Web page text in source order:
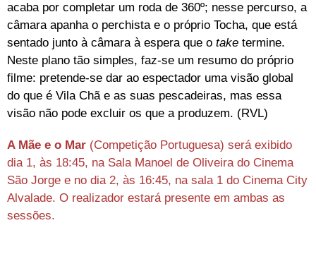
acaba por completar um roda de 360º; nesse percurso, a
câmara apanha o perchista e o próprio Tocha, que está
sentado junto à câmara à espera que o take termine.
Neste plano tão simples, faz-se um resumo do próprio
filme: pretende-se dar ao espectador uma visão global
do que é Vila Chã e as suas pescadeiras, mas essa
visão não pode excluir os que a produzem. (RVL)
A Mãe e o Mar (Competição Portuguesa) será exibido
dia 1, às 18:45, na Sala Manoel de Oliveira do Cinema
São Jorge e no dia 2, às 16:45, na sala 1 do Cinema City
Alvalade. O realizador estará presente em ambas as
sessões.